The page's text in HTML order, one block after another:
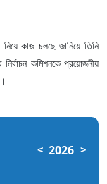
নিয়ে কাজ চলছে জানিয়ে তিনি
কমিশনকে প্রয়োজনীয়
< 2026 >